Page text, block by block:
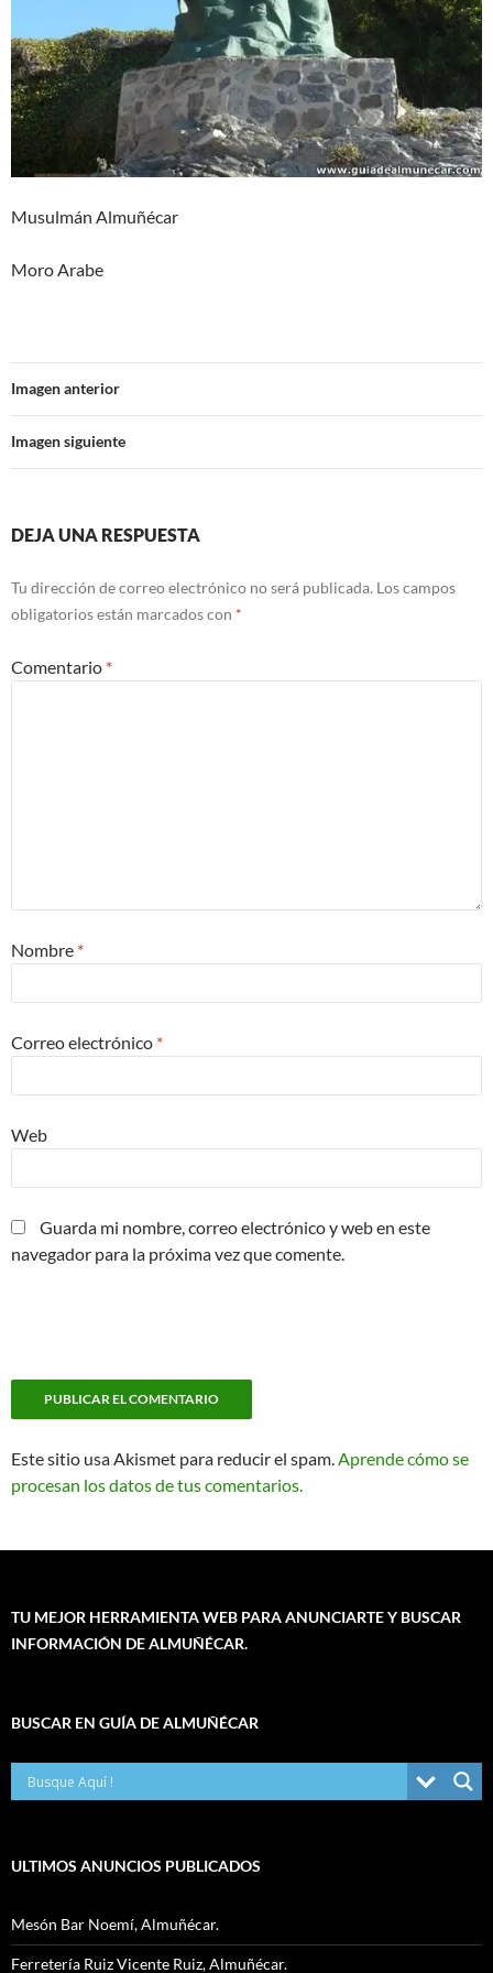
Musulmán Almuñécar
Moro Arabe
Imagen anterior
Imagen siguiente
DEJA UNA RESPUESTA
Tu dirección de correo electrónico no será publicada. Los campos
obligatorios están marcados con *
Comentario *
Nombre *
Correo electrónico *
Web
Guarda mi nombre, correo electrónico y web en este
navegador para la próxima vez que comente.
Este sitio usa Akismet para reducir el spam.Aprende cómo se
procesan los datos de tus comentarios.
TU MEJOR HERRAMIENTA WEB PARA ANUNCIARTE Y BUSCAR
INFORMACIÓN DE ALMUÑÉCAR.
BUSCAR EN GUÍA DE ALMUÑÉCAR
ULTIMOS ANUNCIOS PUBLICADOS
Mesón Bar Noemí, Almuñécar.
Ferretería Ruiz Vicente Ruiz, Almuñécar.